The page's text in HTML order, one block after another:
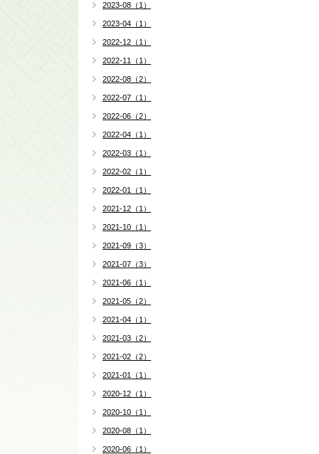
2023-08（1）
2023-04（1）
2022-12（1）
2022-11（1）
2022-08（2）
2022-07（1）
2022-06（2）
2022-04（1）
2022-03（1）
2022-02（1）
2022-01（1）
2021-12（1）
2021-10（1）
2021-09（3）
2021-07（3）
2021-06（1）
2021-05（2）
2021-04（1）
2021-03（2）
2021-02（2）
2021-01（1）
2020-12（1）
2020-10（1）
2020-08（1）
2020-06（1）